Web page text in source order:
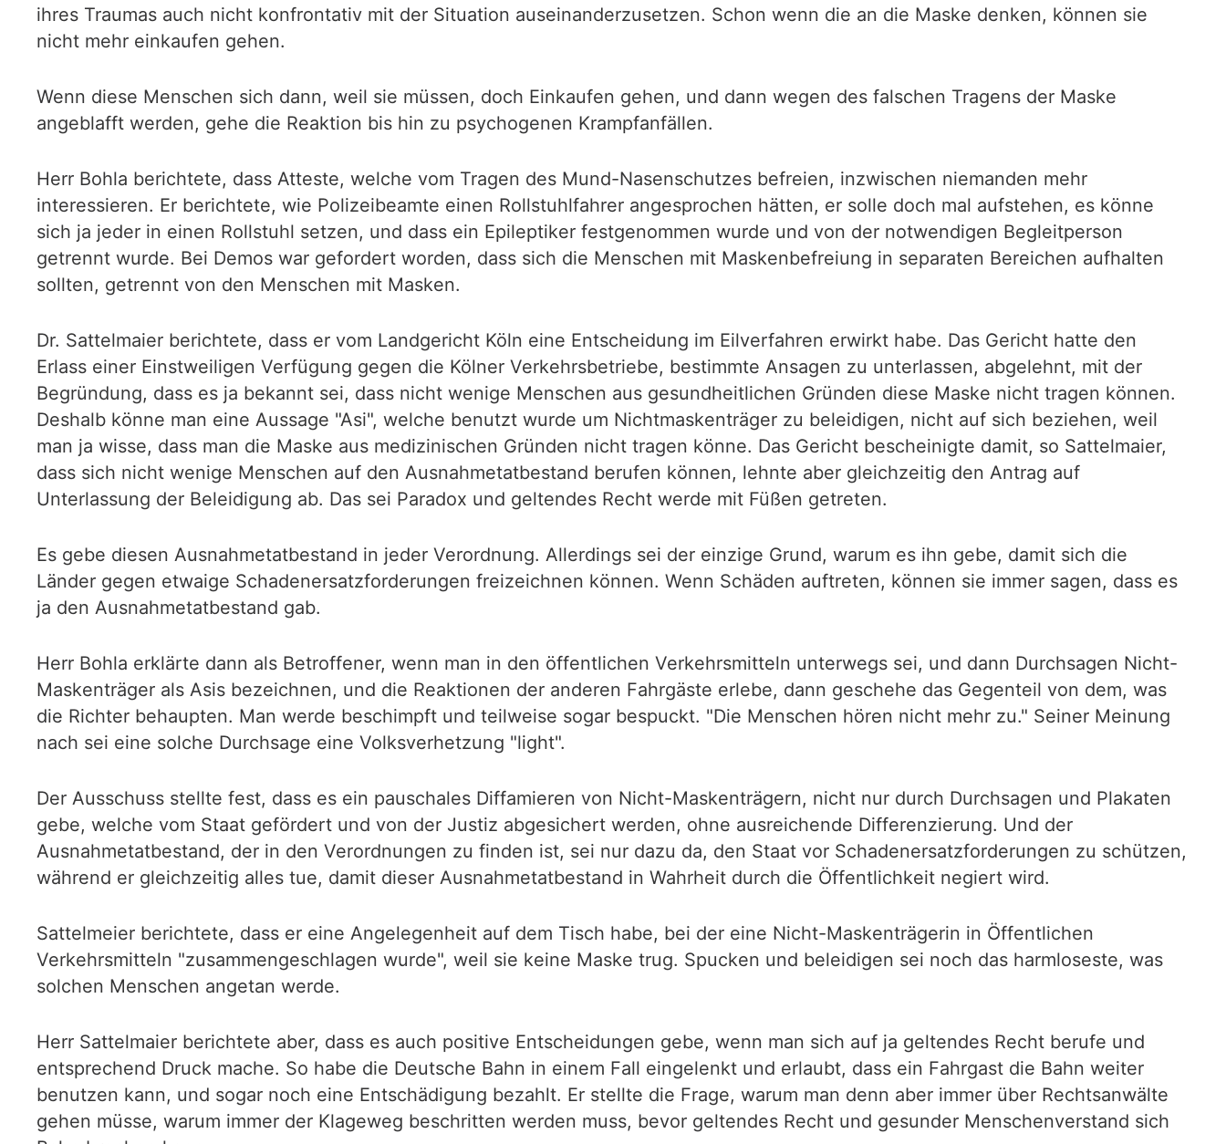
ihres Traumas auch nicht konfrontativ mit der Situation auseinanderzusetzen. Schon wenn die an die Maske denken, können sie
nicht mehr einkaufen gehen.
Wenn diese Menschen sich dann, weil sie müssen, doch Einkaufen gehen, und dann wegen des falschen Tragens der Maske
angeblafft werden, gehe die Reaktion bis hin zu psychogenen Krampfanfällen.
Herr Bohla berichtete, dass Atteste, welche vom Tragen des Mund-Nasenschutzes befreien, inzwischen niemanden mehr
interessieren. Er berichtete, wie Polizeibeamte einen Rollstuhlfahrer angesprochen hätten, er solle doch mal aufstehen, es könne
sich ja jeder in einen Rollstuhl setzen, und dass ein Epileptiker festgenommen wurde und von der notwendigen Begleitperson
getrennt wurde. Bei Demos war gefordert worden, dass sich die Menschen mit Maskenbefreiung in separaten Bereichen aufhalten
sollten, getrennt von den Menschen mit Masken.
Dr. Sattelmaier berichtete, dass er vom Landgericht Köln eine Entscheidung im Eilverfahren erwirkt habe. Das Gericht hatte den
Erlass einer Einstweiligen Verfügung gegen die Kölner Verkehrsbetriebe, bestimmte Ansagen zu unterlassen, abgelehnt, mit der
Begründung, dass es ja bekannt sei, dass nicht wenige Menschen aus gesundheitlichen Gründen diese Maske nicht tragen können.
Deshalb könne man eine Aussage "Asi", welche benutzt wurde um Nichtmaskenträger zu beleidigen, nicht auf sich beziehen, weil
man ja wisse, dass man die Maske aus medizinischen Gründen nicht tragen könne. Das Gericht bescheinigte damit, so Sattelmaier,
dass sich nicht wenige Menschen auf den Ausnahmetatbestand berufen können, lehnte aber gleichzeitig den Antrag auf
Unterlassung der Beleidigung ab. Das sei Paradox und geltendes Recht werde mit Füßen getreten.
Es gebe diesen Ausnahmetatbestand in jeder Verordnung. Allerdings sei der einzige Grund, warum es ihn gebe, damit sich die
Länder gegen etwaige Schadenersatzforderungen freizeichnen können. Wenn Schäden auftreten, können sie immer sagen, dass es
ja den Ausnahmetatbestand gab.
Herr Bohla erklärte dann als Betroffener, wenn man in den öffentlichen Verkehrsmitteln unterwegs sei, und dann Durchsagen Nicht-
Maskenträger als Asis bezeichnen, und die Reaktionen der anderen Fahrgäste erlebe, dann geschehe das Gegenteil von dem, was
die Richter behaupten. Man werde beschimpft und teilweise sogar bespuckt. "Die Menschen hören nicht mehr zu." Seiner Meinung
nach sei eine solche Durchsage eine Volksverhetzung "light".
Der Ausschuss stellte fest, dass es ein pauschales Diffamieren von Nicht-Maskenträgern, nicht nur durch Durchsagen und Plakaten
gebe, welche vom Staat gefördert und von der Justiz abgesichert werden, ohne ausreichende Differenzierung. Und der
Ausnahmetatbestand, der in den Verordnungen zu finden ist, sei nur dazu da, den Staat vor Schadenersatzforderungen zu schützen,
während er gleichzeitig alles tue, damit dieser Ausnahmetatbestand in Wahrheit durch die Öffentlichkeit negiert wird.
Sattelmeier berichtete, dass er eine Angelegenheit auf dem Tisch habe, bei der eine Nicht-Maskenträgerin in Öffentlichen
Verkehrsmitteln "zusammengeschlagen wurde", weil sie keine Maske trug. Spucken und beleidigen sei noch das harmloseste, was
solchen Menschen angetan werde.
Herr Sattelmaier berichtete aber, dass es auch positive Entscheidungen gebe, wenn man sich auf ja geltendes Recht berufe und
entsprechend Druck mache. So habe die Deutsche Bahn in einem Fall eingelenkt und erlaubt, dass ein Fahrgast die Bahn weiter
benutzen kann, und sogar noch eine Entschädigung bezahlt. Er stellte die Frage, warum man denn aber immer über Rechtsanwälte
gehen müsse, warum immer der Klageweg beschritten werden muss, bevor geltendes Recht und gesunder Menschenverstand sich